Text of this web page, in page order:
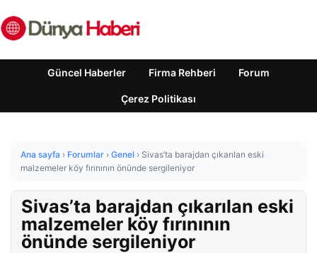
Güncel Haberler Firma Rehberi Forum
Çerez Politikası
Ana sayfa › Forumlar › Genel › Sivas’ta barajdan çıkarılan eski
malzemeler köy fırınının önünde sergileniyor
Sivas’ta barajdan çıkarılan eski
malzemeler köy fırınının
önünde sergileniyor